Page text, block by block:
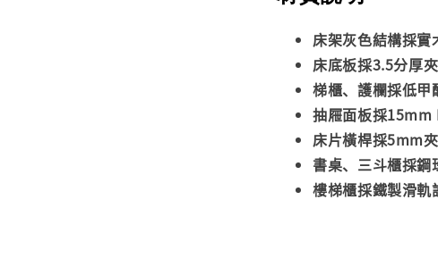
床架灰色結構採實
床底板採3.5分厚
梯櫃、護欄採低甲
抽屜面板採15mm
床片橫桿採5mm
書桌、三斗櫃採鋼
樓梯櫃採鐵製滑軌